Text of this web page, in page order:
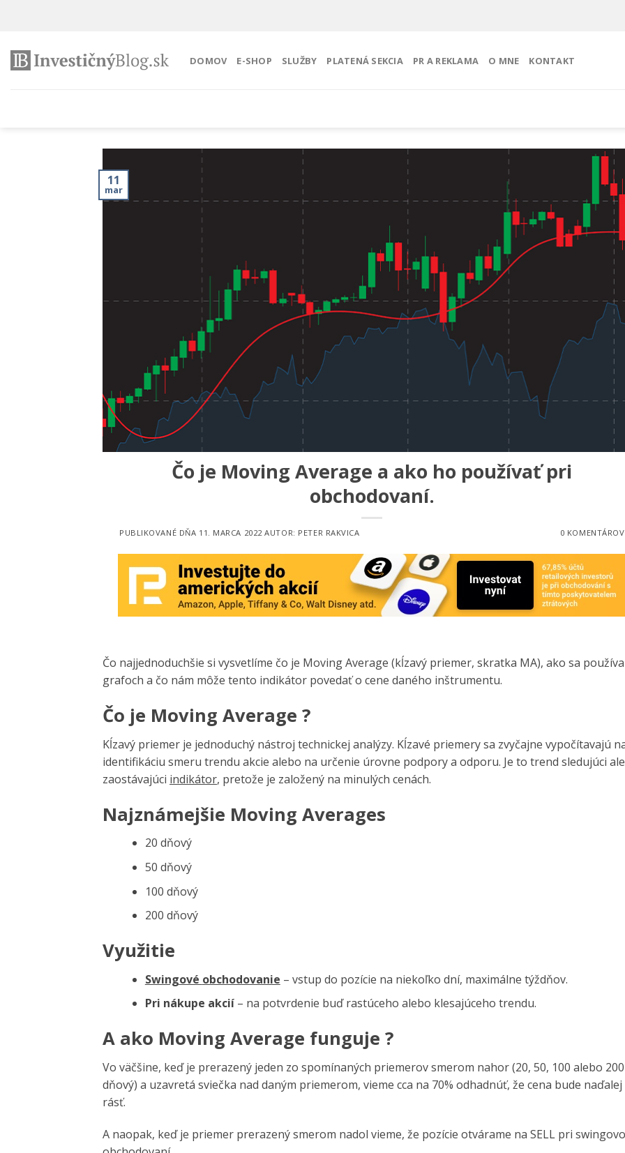
DOMOV E-SHOP SLUŽBY PLATENÁ SEKCIA PR A REKLAMA O MNE KONTAKT
11
mar
Čo je Moving Average a ako ho používať pri
obchodovaní.
PUBLIKOVANÉ DŇA 11. MARCA 2022AUTOR: PETER RAKVICA 0 KOMENTÁROV
Čo najjednoduchšie si vysvetlíme čo je Moving Average (kĺzavý priemer, skratka MA), ako sa
grafoch a čo nám môže tento indikátor povedať o cene daného inštrumentu.
Čo je Moving Average ?
Kĺzavý priemer je jednoduchý nástroj technickej analýzy. Kĺzavé priemery sa zvyčajne vypočítavajú
identifikáciu smeru trendu akcie alebo na určenie úrovne podpory a odporu. Je to trend sledujúci
zaostávajúci indikátor, pretože je založený na minulých cenách.
Najznámejšie Moving Averages
20 dňový
50 dňový
100 dňový
200 dňový
Využitie
Swingové obchodovanie – vstup do pozície na niekoľko dní, maximálne týždňov.
Pri nákupe akcií– na potvrdenie buď rastúceho alebo klesajúceho trendu.
A ako Moving Average funguje ?
Vo väčšine, keď je prerazený jeden zo spomínaných priemerov smerom nahor (20, 50, 100 alebo 200
dňový) a uzavretá sviečka nad daným priemerom, vieme cca na 70% odhadnúť, že cena bude naďalej
rásť.
A naopak, keď je priemer prerazený smerom nadol vieme, že pozície otvárame na SELL pri